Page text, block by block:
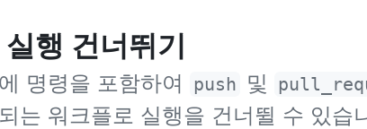
행 건너뛰기
명령을 포함하여 push 및
는 워크플로 실행을 건너뛸 수 있습